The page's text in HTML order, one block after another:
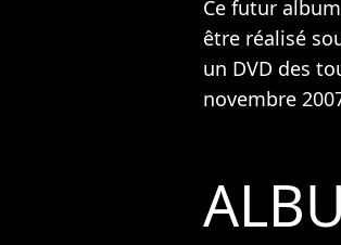
Ce futur
être réalisé
un DVD des
novembre